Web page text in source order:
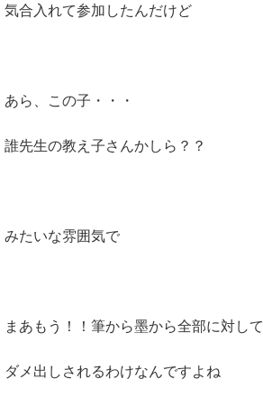
気合入れて参加したんだけど
あら、この子・・・
誰先生の教え子さんかしら？？
みたいな雰囲気で
まあもう！！筆から墨から全部に対して
ダメ出しされるわけなんですよね